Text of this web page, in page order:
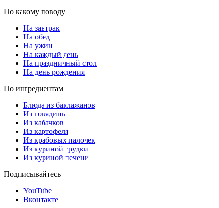
По какому поводу
На завтрак
На обед
На ужин
На каждый день
На праздничный стол
На день рождения
По ингредиентам
Блюда из баклажанов
Из говядины
Из кабачков
Из картофеля
Из крабовых палочек
Из куриной грудки
Из куриной печени
Подписывайтесь
YouTube
Вконтакте